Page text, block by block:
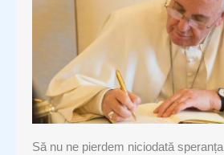
Să nu ne pierdem niciodată speranța